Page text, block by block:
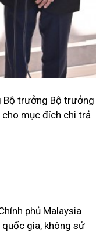
Bộ trưởng Bộ trưởng
cho mục đích chi trả
phủ Malaysia
gia, không sử